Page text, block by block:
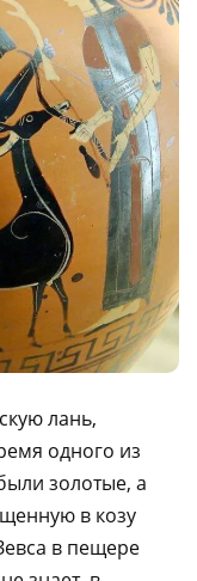
лань,
одного из
золотые, а
в козу
в пещере